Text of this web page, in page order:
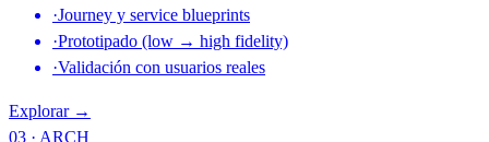
·Journey y service blueprints
·Prototipado (low → high fidelity)
·Validación con usuarios reales
Explorar →
03 · ARCH